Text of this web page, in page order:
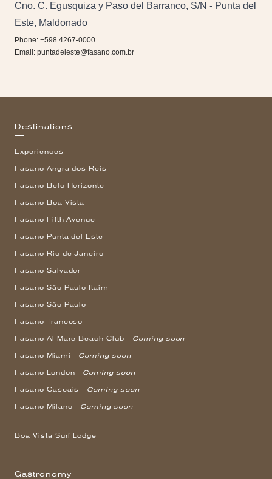
Cno. C. Egusquiza y Paso del Barranco, S/N - Punta del
Este, Maldonado
Phone: +598 4267-0000
Email: puntadeleste@fasano.com.br
Destinations
Experiences
Fasano Angra dos Reis
Fasano Belo Horizonte
Fasano Boa Vista
Fasano Fifth Avenue
Fasano Punta del Este
Fasano Rio de Janeiro
Fasano Salvador
Fasano São Paulo Itaim
Fasano São Paulo
Fasano Trancoso
Fasano Al Mare Beach Club - Coming soon
Fasano Miami - Coming soon
Fasano London - Coming soon
Fasano Cascais - Coming soon
Fasano Milano - Coming soon
Boa Vista Surf Lodge
Gastronomy